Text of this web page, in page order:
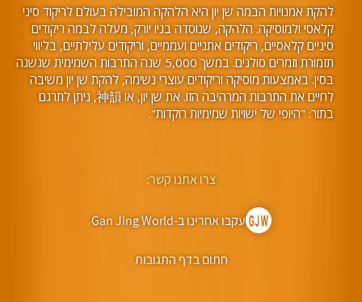
להקת אמנויות הבמה שן יון היא הלהקה המובילה בעולם לריקוד סיני
קלאסי ולמוסיקה. הלהקה, שנוסדה בניו יורק, מעלה לבמה ריקודים
סיניים קלאסיים, ריקודים אתניים ועממיים, וריקודים עלילתיים, בליווי
תזמורת וזמרים סולנים. במשך 5,000 שנה התרבות השמימית שגשגה
בסין. באמצעות מוסיקה וריקודים עוצרי נשימה, להקת שן יון משיבה
לחיים את התרבות המרהיבה הזו. את שן יון, או 神韻, ניתן לתרגם
בתור: "היופי של ישויות שמימיות רוקדות".
צרו אתנו קשר:
עקבו אחרינו ב-Gan Jing World
חתום בדף התגובות